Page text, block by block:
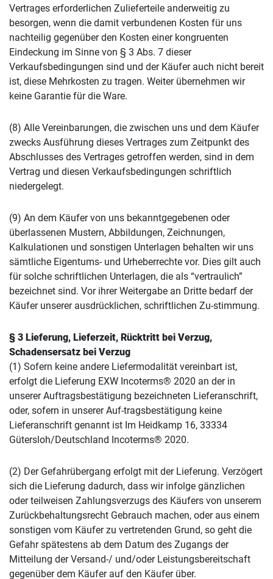
Vertrages erforderlichen Zulieferteile anderweitig zu
besorgen, wenn die damit verbundenen Kosten für uns
nachteilig gegenüber den Kosten einer kongruenten
Eindeckung im Sinne von § 3 Abs. 7 dieser
Verkaufsbedingungen sind und der Käufer auch nicht bereit
ist, diese Mehrkosten zu tragen. Weiter übernehmen wir
keine Garantie für die Ware.
(8) Alle Vereinbarungen, die zwischen uns und dem Käufer
zwecks Ausführung dieses Vertrages zum Zeitpunkt des
Abschlusses des Vertrages getroffen werden, sind in dem
Vertrag und diesen Verkaufsbedingungen schriftlich
niedergelegt.
(9) An dem Käufer von uns bekanntgegebenen oder
überlassenen Mustern, Abbildungen, Zeichnungen,
Kalkulationen und sonstigen Unterlagen behalten wir uns
sämtliche Eigentums- und Urheberrechte vor. Dies gilt auch
für solche schriftlichen Unterlagen, die als “vertraulich”
bezeichnet sind. Vor ihrer Weitergabe an Dritte bedarf der
Käufer unserer ausdrücklichen, schriftlichen Zu-stimmung.
§ 3 Lieferung, Lieferzeit, Rücktritt bei Verzug,
Schadensersatz bei Verzug
(1) Sofern keine andere Liefermodalität vereinbart ist,
erfolgt die Lieferung EXW Incoterms® 2020 an der in
unserer Auftragsbestätigung bezeichneten Lieferanschrift,
oder, sofern in unserer Auf-tragsbestätigung keine
Lieferanschrift genannt ist Im Heidkamp 16, 33334
Gütersloh/Deutschland Incoterms® 2020.
(2) Der Gefahrübergang erfolgt mit der Lieferung. Verzögert
sich die Lieferung dadurch, dass wir infolge gänzlichen
oder teilweisen Zahlungsverzugs des Käufers von unserem
Zurückbehaltungsrecht Gebrauch machen, oder aus einem
sonstigen vom Käufer zu vertretenden Grund, so geht die
Gefahr spätestens ab dem Datum des Zugangs der
Mitteilung der Versand-/ und/oder Leistungsbereitschaft
gegenüber dem Käufer auf den Käufer über.